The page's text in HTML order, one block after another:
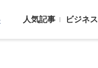
人気記事 ビジネス